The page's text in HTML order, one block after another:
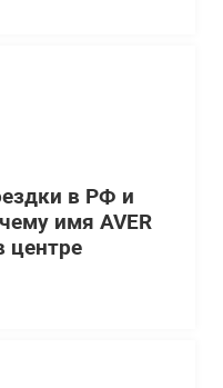
в РФ и
имя AVER
центре